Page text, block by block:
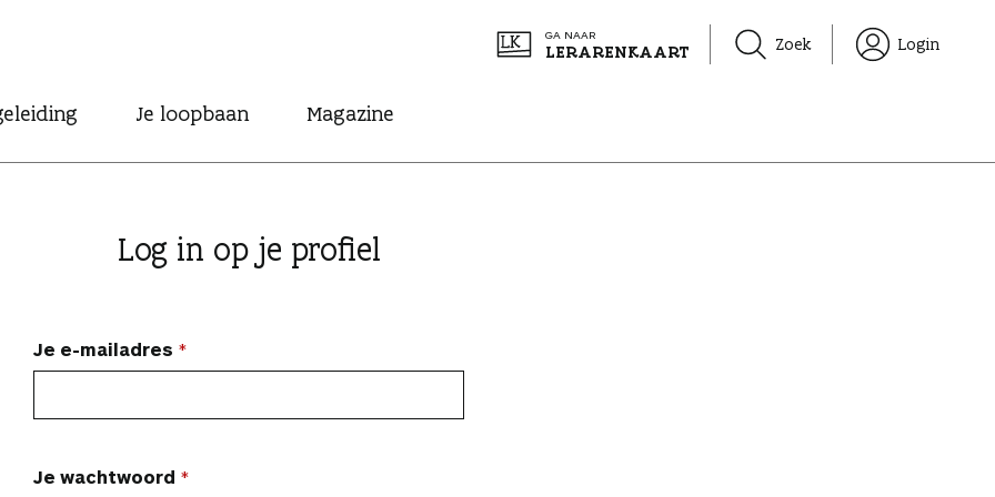
GA NAAR
LERARENKAART Zoek Login
Je loopbaan Magazine
Log in op je profiel
Je e-mailadres
Je wachtwoord